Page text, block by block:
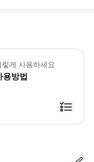
시간 : 20분 (옵션에 따라 소요
렇게 사용하세요
용방법